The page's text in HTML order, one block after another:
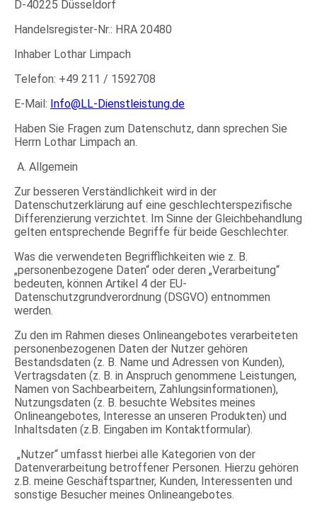
D-40225 Düsseldorf
Handelsregister-Nr.: HRA 20480
Inhaber Lothar Limpach
Telefon: +49 211 / 1592708
E-Mail: Info@LL-Dienstleistung.de
Haben Sie Fragen zum Datenschutz, dann sprechen Sie
Herrn Lothar Limpach an.
A. Allgemein
Zur besseren Verständlichkeit wird in der
Datenschutzerklärung auf eine geschlechterspezifische
Differenzierung verzichtet. Im Sinne der Gleichbehandlung
gelten entsprechende Begriffe für beide Geschlechter.
Was die verwendeten Begrifflichkeiten wie z. B.
„personenbezogene Daten“ oder deren „Verarbeitung“
bedeuten, können Artikel 4 der EU-
Datenschutzgrundverordnung (DSGVO) entnommen
werden.
Zu den im Rahmen dieses Onlineangebotes verarbeiteten
personenbezogenen Daten der Nutzer gehören
Bestandsdaten (z. B. Name und Adressen von Kunden),
Vertragsdaten (z. B. in Anspruch genommene Leistungen,
Namen von Sachbearbeitern, Zahlungsinformationen),
Nutzungsdaten (z. B. besuchte Websites meines
Onlineangebotes, Interesse an unseren Produkten) und
Inhaltsdaten (z.B. Eingaben im Kontaktformular).
„Nutzer“ umfasst hierbei alle Kategorien von der
Datenverarbeitung betroffener Personen. Hierzu gehören
z.B. meine Geschäftspartner, Kunden, Interessenten und
sonstige Besucher meines Onlineangebotes.